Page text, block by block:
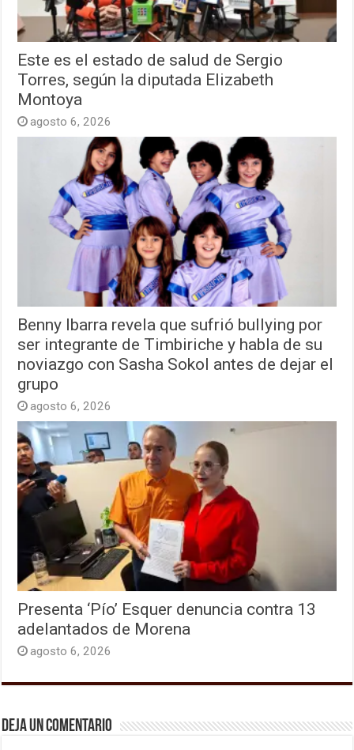
Este es el estado de salud de Sergio
Torres, según la diputada Elizabeth
Montoya
agosto 6, 2026
Benny Ibarra revela que sufrió bullying por
ser integrante de Timbiriche y habla de su
noviazgo con Sasha Sokol antes de dejar el
grupo
agosto 6, 2026
Presenta ‘Pío’ Esquer denuncia contra 13
adelantados de Morena
agosto 6, 2026
Deja un comentario